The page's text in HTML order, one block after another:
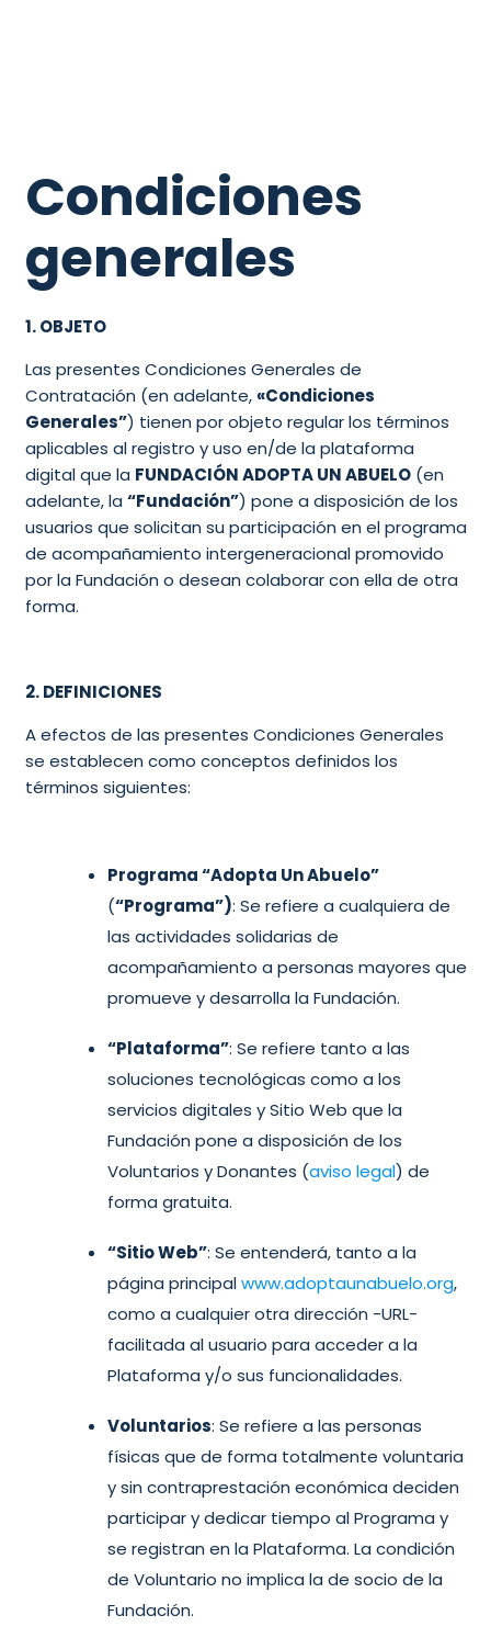
Condiciones
generales
1. OBJETO
Las presentes Condiciones Generales de
Contratación (en adelante,«Condiciones
Generales”) tienen por objeto regular los términos
aplicables al registro y uso en/de la plataforma
digital que la FUNDACIÓN ADOPTA UN ABUELO(en
adelante, la “Fundación”) pone a disposición de los
usuarios que solicitan su participación en el programa
de acompañamiento intergeneracional promovido
por la Fundación o desean colaborar con ella de otra
forma.
2. DEFINICIONES
A efectos de las presentes Condiciones Generales
se establecen como conceptos definidos los
términos siguientes:
Programa “Adopta Un Abuelo”
(“Programa”): Se refiere a cualquiera de
las actividades solidarias de
acompañamiento a personas mayores que
promueve y desarrolla la Fundación.
“Plataforma”: Se refiere tanto a las
soluciones tecnológicas como a los
servicios digitales y Sitio Web que la
Fundación pone a disposición de los
Voluntarios y Donantes (aviso legal) de
forma gratuita.
“Sitio Web”: Se entenderá, tanto a la
página principalwww.adoptaunabuelo.org,
como a cualquier otra dirección -URL-
facilitada al usuario para acceder a la
Plataforma y/o sus funcionalidades.
Voluntarios: Se refiere a las personas
físicas que de forma totalmente voluntaria
y sin contraprestación económica deciden
participar y dedicar tiempo al Programa y
se registran en la Plataforma. La condición
de Voluntario no implica la de socio de la
Fundación.